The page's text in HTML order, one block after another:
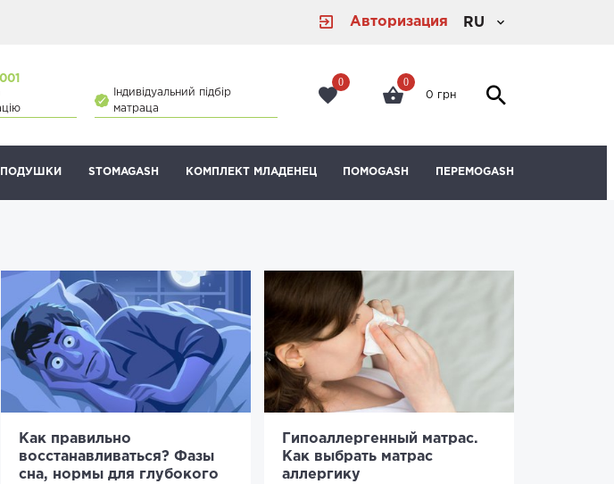
Авторизация RU
Індивідуальний підбір
матраца
0 0
0 грн
ПОДУШКИ STOMAGASH КОМПЛЕКТ МЛАДЕНЕЦ ПОМОGASH ПЕРЕМОGASH
Как правильно
восстанавливаться? Фазы
сна, нормы для глубокого
Гипоаллергенный матрас.
Как выбрать матрас
аллергику